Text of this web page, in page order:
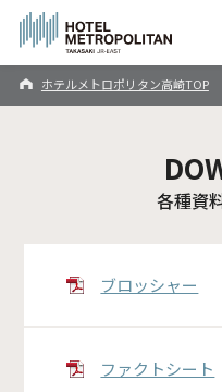
ホテルメトロポリタン高崎TOP
各種資
ブロッシャー
ファクトシート